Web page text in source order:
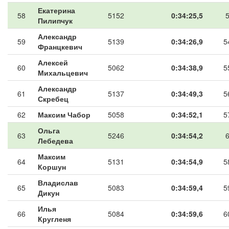
58
Екатерина
Пилипчук
5152 0:34:25,5 5
59
Александр
Францкевич
5139 0:34:26,9
60
Алексей
Михальцевич
5062 0:34:38,9
61
Александр
Скребец
5137 0:34:49,3
62 Максим Чабор 5058 0:34:52,1
63
Ольга
Лебедева
5246 0:34:54,2 6
64
Максим
Коршун
5131 0:34:54,9
65
Владислав
Дикун
5083 0:34:59,4
66
Илья
Кругленя
5084 0:34:59,6